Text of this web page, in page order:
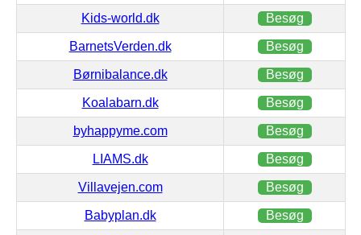
Kids-world.dk Besøg
BarnetsVerden.dk Besøg
Børnibalance.dk Besøg
Koalabarn.dk Besøg
byhappyme.com Besøg
LIAMS.dk Besøg
Villavejen.com Besøg
Babyplan.dk Besøg